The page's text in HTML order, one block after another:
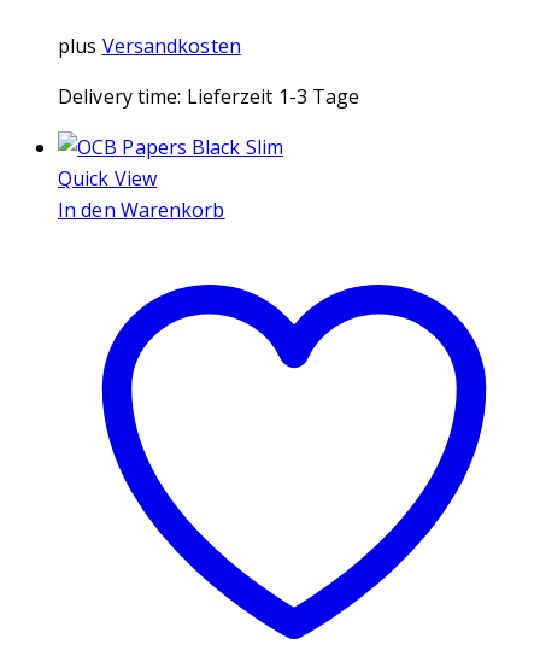
plus Versandkosten
Delivery time: Lieferzeit 1-3 Tage
Quick View
In den Warenkorb